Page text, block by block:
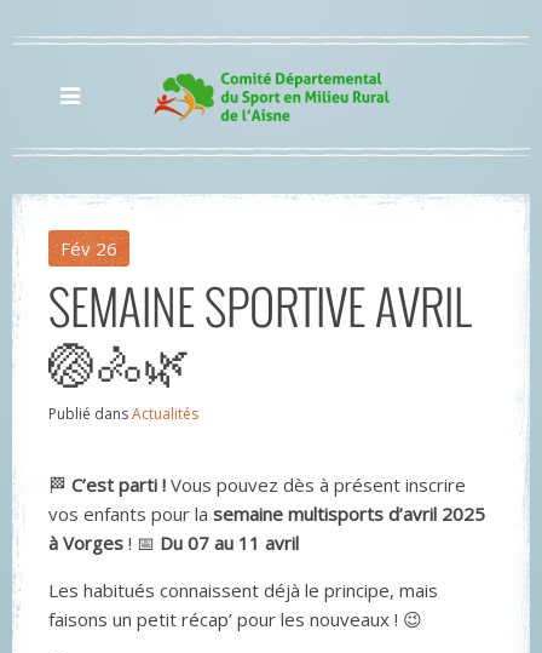
Fév 26
SEMAINE SPORTIVE AVRIL
🏐🚴🌿
Publié dansActualités
🏁 C’est parti ! Vous pouvez dès à présent inscrire
vos enfants pour la semaine multisports d’avril 2025
à Vorges ! 📅 Du 07 au 11 avril
Les habitués connaissent déjà le principe, mais
faisons un petit récap’ pour les nouveaux ! 😉